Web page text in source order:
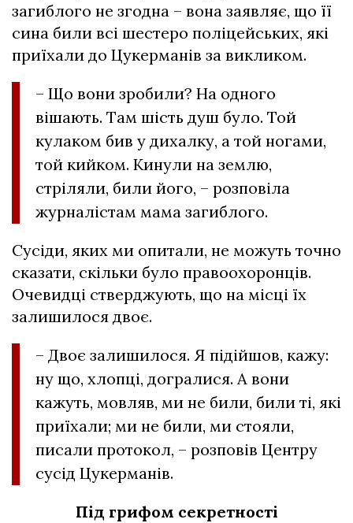
загиблого не згодна – вона заявляє, що її
сина били всі шестеро поліцейських, які
приїхали до Цукерманів за викликом.
– Що вони зробили? На одного
вішають. Там шість душ було. Той
кулаком бив у дихалку, а той ногами,
той кийком. Кинули на землю,
стріляли, били його, – розповіла
журналістам мама загиблого.
Сусіди, яких ми опитали, не можуть точно
сказати, скільки було правоохоронців.
Очевидці стверджують, що на місці їх
залишилося двоє.
– Двоє залишилося. Я підійшов, кажу:
ну що, хлопці, догралися. А вони
кажуть, мовляв, ми не били, били ті, які
приїхали; ми не били, ми стояли,
писали протокол, – розповів Центру
сусід Цукерманів.
Під грифом секретності